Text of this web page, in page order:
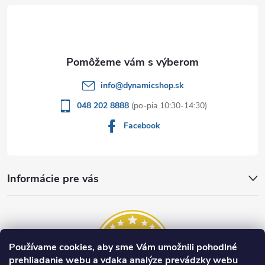
Používame cookies, aby sme Vám umožnili pohodlné
prehliadanie webu a vďaka analýze prevádzky webu
Informácie pre vás
info@dynamicshop.sk
048 202 8888
Facebook